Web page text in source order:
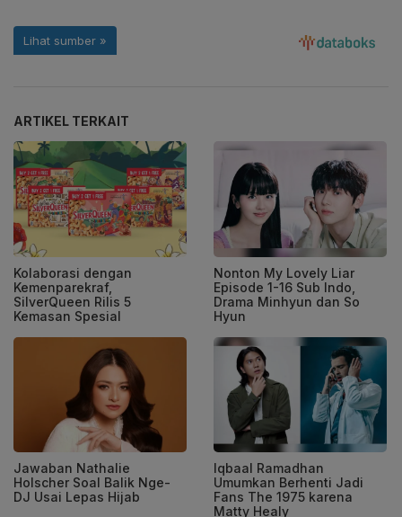
ARTIKEL TERKAIT
Kolaborasi dengan
Kemenparekraf,
SilverQueen Rilis 5
Kemasan Spesial
Nonton My Lovely Liar
Episode 1-16 Sub Indo,
Drama Minhyun dan So
Hyun
Jawaban Nathalie
Holscher Soal Balik Nge-
DJ Usai Lepas Hijab
Iqbaal Ramadhan
Umumkan Berhenti Jadi
Fans The 1975 karena
Matty Healy